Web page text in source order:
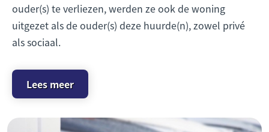
ouder(s) te verliezen, werden ze ook de woning
uitgezet als de ouder(s) deze huurde(n), zowel privé
als sociaal.
Lees meer